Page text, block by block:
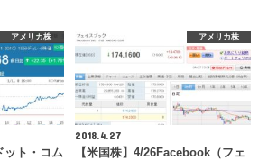
アメリカ株
ット・コム
アメリカ株
2018.4.27
【米国株】4/26Facebook（フェ